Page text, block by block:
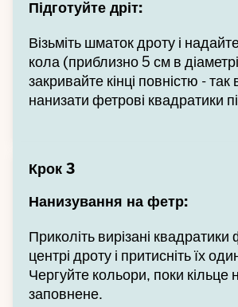
Підготуйте дріт:
Візьміть шматок дроту і
кола (приблизно 5 см в
закривайте кінці повністю -
нанизати фетрові квадратики
Крок 3
Нанизування на фетр:
Приколіть вирізані квадратики
центрі дроту і притисніть їх
Чергуйте кольори, поки кільце
заповнене.